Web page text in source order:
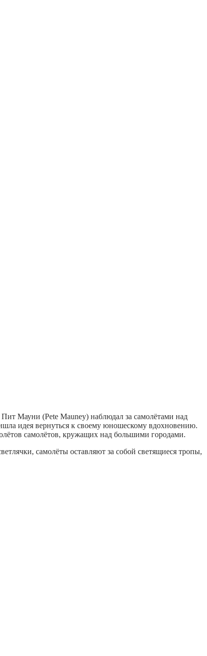
Мауни (Pete Mauney) наблюдал за самолётами над
идея вернуться к своему юношескому вдохновению.
самолётов, кружащих над большими городами.
самолёты оставляют за собой светящиеся тропы,